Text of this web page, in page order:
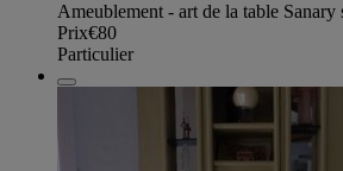
Ameublement - art de la table Sanary
Prix€80
Particulier